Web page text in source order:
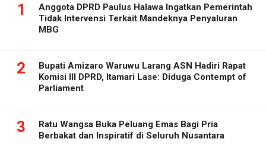
1
Anggota DPRD Paulus Halawa Ingatkan Pemerintah
Tidak Intervensi Terkait Mandeknya Penyaluran
MBG
2
Bupati Amizaro Waruwu Larang ASN Hadiri Rapat
Komisi III DPRD, Itamari Lase: Diduga Contempt of
Parliament
3
Ratu Wangsa Buka Peluang Emas Bagi Pria
Berbakat dan Inspiratif di Seluruh Nusantara